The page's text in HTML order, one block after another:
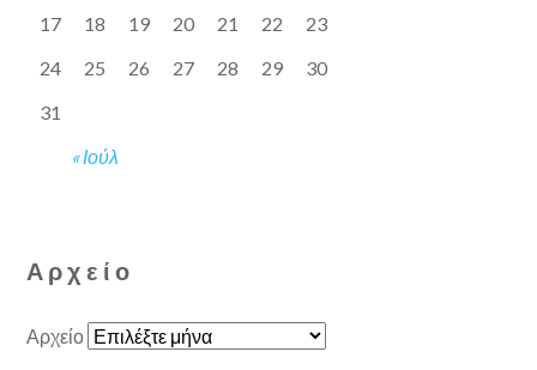
« Ιούλ
17
18 19 20 21 22
23
24
25 26 27 28 29
30
31
Αρχείο
Αρχείο